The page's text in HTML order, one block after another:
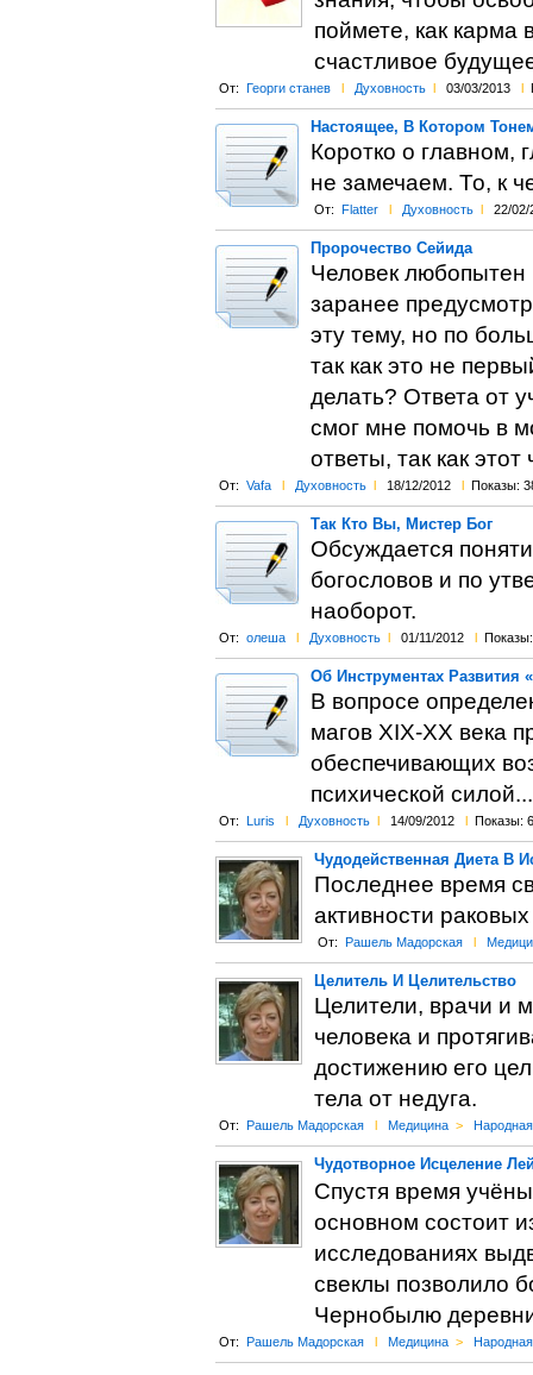
поймете, как карма
счастливое
От: Георги станев l Духовность l 03/03/2013 l
Настоящее, В Котором
Коротко о главном,
не замечаем. То, к
От: Flatter l Духовность l 22/02/
Пророчество Сейида
Человек любопытен
заранее
эту тему, но по
так как это не
делать? Ответа от
смог мне помочь в
ответы, так как
От: Vafa l Духовность l 18/12/2012 l Показы:
Так Кто Вы, Мистер Бог
Обсуждается
богословов и по
наоборот.
От: олеша l Духовность l 01/11/2012 l
Об Инструментах Развития
В вопросе
магов ХІХ-ХХ века
обеспечивающих
психической силой...
От: Luris l Духовность l 14/09/2012 l Показы:
Чудодейственная Диета В
Последнее время
активности
От: Рашель Мадорская l
Целитель И Целительство
Целители, врачи и
человека и
достижению его
тела от недуга.
От: Рашель Мадорская l Медицина >
Чудотворное Исцеление
Спустя время
основном состоит
исследованиях
свеклы позволило
Чернобылю
От: Рашель Мадорская l Медицина >